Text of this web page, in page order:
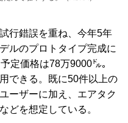
行錯誤を重ね、今年5年
ルのプロトタイプ完成に
定価格は78万9000㌦。
できる。既に50件以上の
ーザーに加え、エアタク
どを想定している。